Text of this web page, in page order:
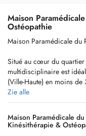
Maison
Ostéopathie
Maison Paramédicale du
Situé au cœur du
multidisciplinaire est
(Ville-Haute) en moins de
Notre équipe de
naturopathe qualifiés
sportive, respiratoire ou
moderne de
Zie alle
Maison Paramédicale du
Kinésithérapie &